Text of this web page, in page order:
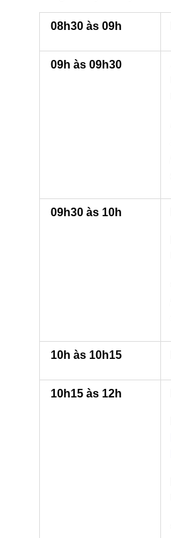
08h30 às 09h
09h às 09h30
09h30 às 10h
10h às 10h15
10h15 às 12h